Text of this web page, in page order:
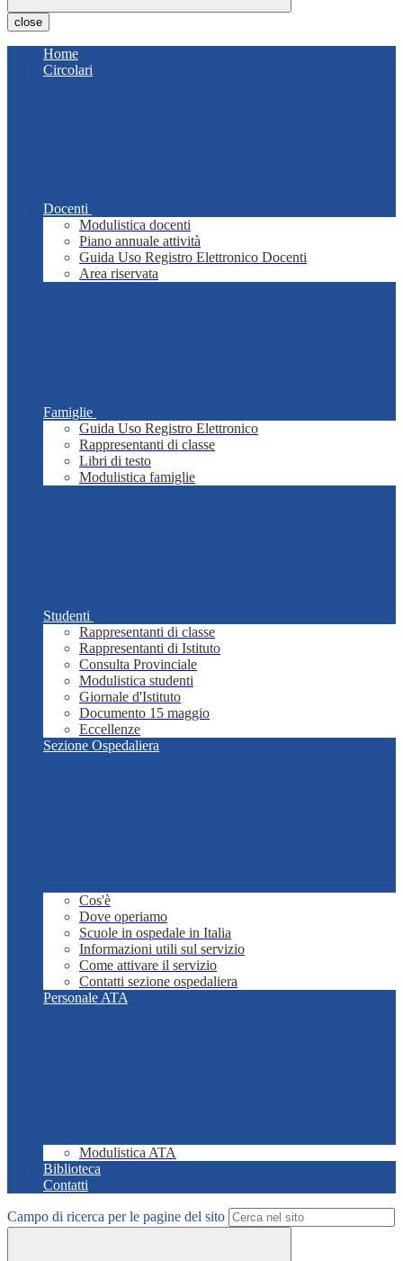
close
Home
Circolari
Docenti
Modulistica docenti
Piano annuale attività
Guida Uso Registro Elettronico Docenti
Area riservata
Famiglie
Guida Uso Registro Elettronico
Rappresentanti di classe
Libri di testo
Modulistica famiglie
Studenti
Rappresentanti di classe
Rappresentanti di Istituto
Consulta Provinciale
Modulistica studenti
Giornale d'Istituto
Documento 15 maggio
Eccellenze
Sezione Ospedaliera
Cos'è
Dove operiamo
Scuole in ospedale in Italia
Informazioni utili sul servizio
Come attivare il servizio
Contatti sezione ospedaliera
Personale ATA
Modulistica ATA
Biblioteca
Contatti
Campo di ricerca per le pagine del sito